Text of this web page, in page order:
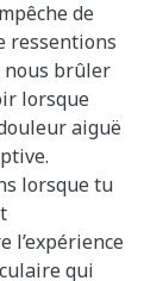
de
ressentions
nous brûler
lorsque
aiguë
lorsque tu
l’expérience
qui